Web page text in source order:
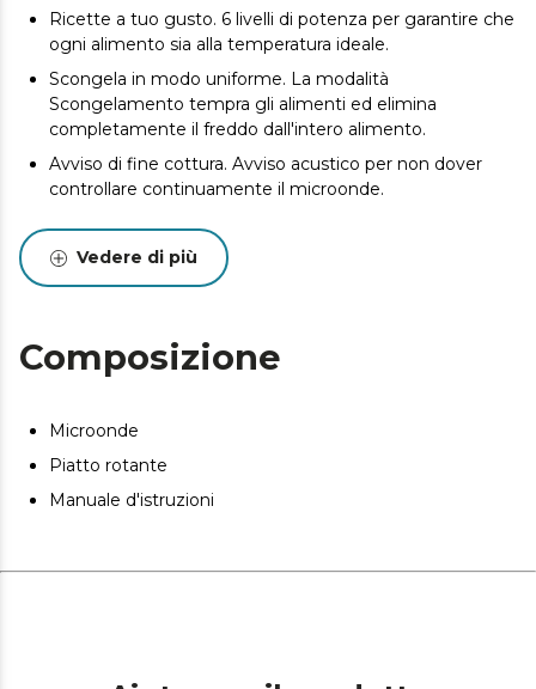
Ricette a tuo gusto. 6 livelli di potenza per garantire che
ogni alimento sia alla temperatura ideale.
Scongela in modo uniforme. La modalità
Scongelamento tempra gli alimenti ed elimina
completamente il freddo dall'intero alimento.
Avviso di fine cottura. Avviso acustico per non dover
controllare continuamente il microonde.
Cucinare secondo i propri gusti con un semplice clic. 8
programmi disponibili per ottenere la cottura ideale per
tempo esatto.
bambini di utilizzarlo, evitando così rischi e
Vedere di più
Composizione
Microonde
Piatto rotante
Manuale d'istruzioni